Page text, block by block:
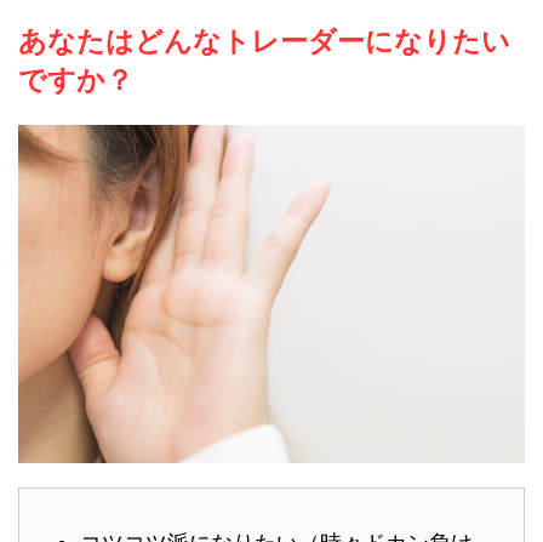
あなたはどんなトレーダーになりたい
ですか？